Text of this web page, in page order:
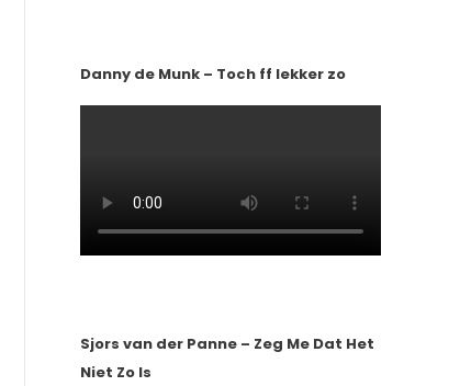
Danny de Munk – Toch ff lekker zo
Sjors van der Panne – Zeg Me Dat Het
Niet Zo Is